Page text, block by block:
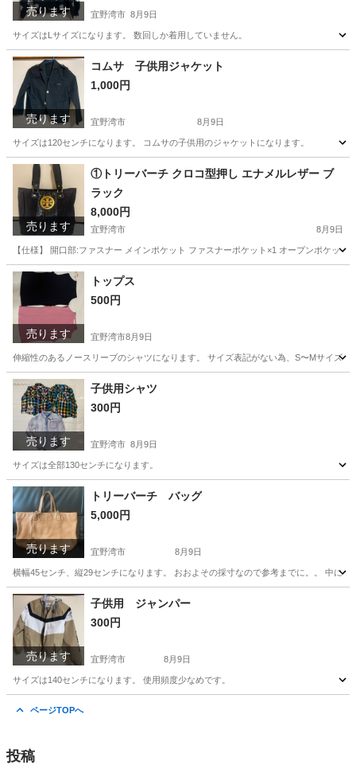
売ります 宜野湾市 8月9日
サイズはLサイズになります。 数回しか着用していません。
沖縄 宜野湾市 カーディガン
売ります
コムサ 子供用ジャケット
1,000円
宜野湾市 8月9日
サイズは120センチになります。 コムサの子供用のジャケットになります。
沖縄 宜野湾市 キッズ用品
売ります
①トリーバーチ クロコ型押し エナメルレザー ブ
ラック
8,000円
宜野湾市 8月9日
【仕様】 開口部:ファスナー メインポケット ファスナーポケット×1 オープンポケッ
沖縄 宜野湾市 バッグ
売ります
トップス
500円
宜野湾市8月9日
伸縮性のあるノースリーブのシャツになります。 サイズ表記がない為、S〜Mサイズ
沖縄 宜野湾市 その他
売ります
子供用シャツ
300円
宜野湾市 8月9日
サイズは全部130センチになります。
沖縄 宜野湾市 キッズ用品
売ります
トリーバーチ バッグ
5,000円
宜野湾市 8月9日
横幅45センチ、縦29センチになります。 おおよその採寸なので参考までに。。 中に
沖縄 宜野湾市 バッグ トリーバーチ
売ります
子供用 ジャンパー
300円
宜野湾市 8月9日
サイズは140センチになります。 使用頻度少なめです。
ページTOPへ
投稿